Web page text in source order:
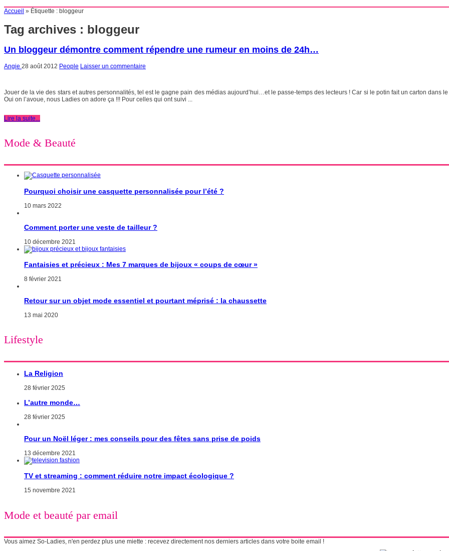
Accueil » Étiquette : bloggeur
Tag archives : bloggeur
Un bloggeur démontre comment répendre une rumeur en moins de 24h…
Angie 28 août 2012 People Laisser un commentaire
Jouer de la vie des stars et autres personnalités, tel est le gagne pain des médias aujourd’hui…et le passe-temps des lecteurs ! Car si le potin fait un carton dans
Oui on l’avoue, nous Ladies on adore ça !!! Pour celles qui ont suivi ...
Lire la suite...
Mode & Beauté
Pourquoi choisir une casquette personnalisée pour l’été ?
10 mars 2022
Comment porter une veste de tailleur ?
10 décembre 2021
Fantaisies et précieux : Mes 7 marques de bijoux « coups de cœur »
8 février 2021
Retour sur un objet mode essentiel et pourtant méprisé : la chaussette
13 mai 2020
Lifestyle
La Religion
28 février 2025
L’autre monde…
28 février 2025
Pour un Noël léger : mes conseils pour des fêtes sans prise de poids
13 décembre 2021
TV et streaming : comment réduire notre impact écologique ?
15 novembre 2021
Mode et beauté par email
Vous aimez So-Ladies, n'en perdez plus une miette : recevez directement nos derniers articles dans votre boite email !